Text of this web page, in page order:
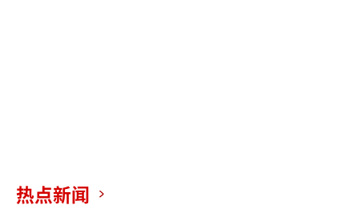
热点新闻